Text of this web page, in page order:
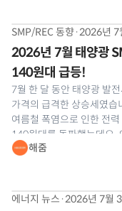
SMP/REC 동향·2026년 7
2026년 7월 태양광
140원대 급등!
7월 한 달 동안 태양광 발
가격의 급격한 상승세였
여름철 폭염으로 인한 전
140원대를 돌파했는데요.
7월 태양광 SMP 및 REC
해줌
에너지 뉴스 ·2026년 7월